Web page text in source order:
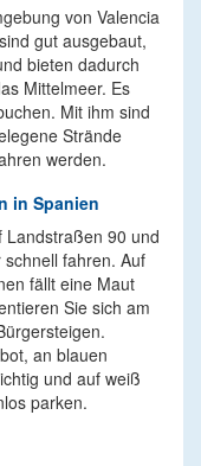
von Valencia
gut ausgebaut,
bieten dadurch
Mittelmeer. Es
Mit ihm sind
Strände
werden.
in Spanien
Landstraßen 90 und
fahren. Auf
fällt eine Maut
Sie sich am
an blauen
und auf weiß
parken.